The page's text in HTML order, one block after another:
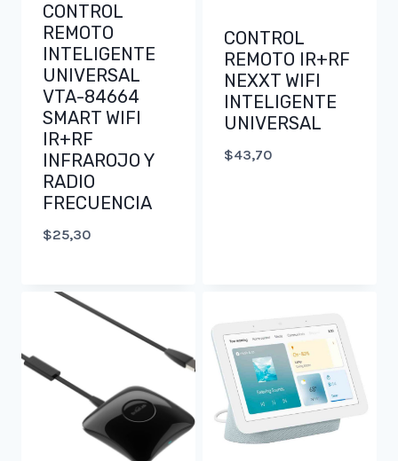
CONTROL
REMOTO
INTELIGENTE
UNIVERSAL
VTA-84664
SMART WIFI
IR+RF
INFRAROJO Y
RADIO
FRECUENCIA
$25,30
CONTROL
REMOTO IR+RF
NEXXT WIFI
INTELIGENTE
UNIVERSAL
$43,70